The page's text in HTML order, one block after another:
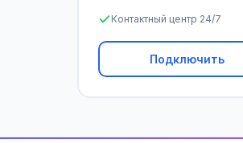
Контактный центр 24/7
Подключить